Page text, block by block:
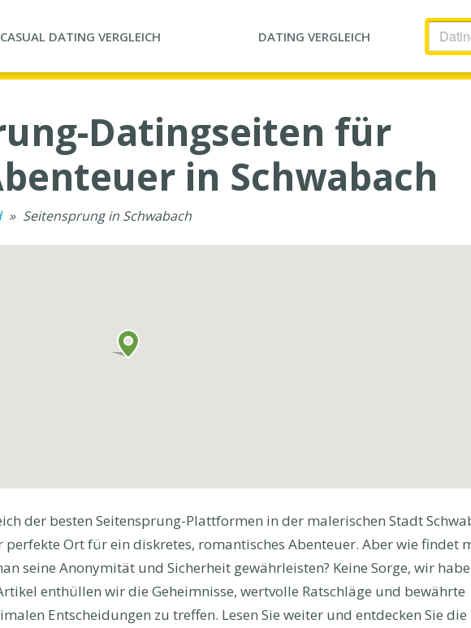
CASUAL DATING VERGLEICH DATING VERGLEICH
Datingseiten für
in Schwabach
» Seitensprung in Schwabach
der besten Seitensprung-Plattformen in der malerischen Stadt
perfekte Ort für ein diskretes, romantisches Abenteuer. Aber wie findet
seine Anonymität und Sicherheit gewährleisten? Keine Sorge, wir
enthüllen wir die Geheimnisse, wertvolle Ratschläge und bewährte
Entscheidungen zu treffen. Lesen Sie weiter und entdecken Sie die